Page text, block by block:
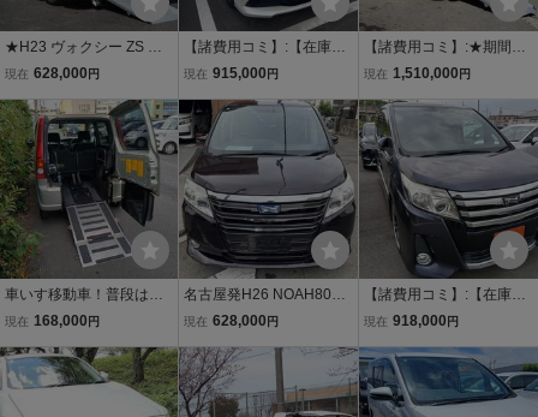
★H23 ヴォクシー ZS ウ
ェルキャブ 福祉車両 車椅
いす2脚仕様 車椅子移動
車 電動ウィンチ 両側パワ
スラ 8ナンバー
現在 628,000 円
【諸費用コミ】:【在庫確
認必須】 ノア 1.8 ハイブ
ス 禁煙
現在 915,000 円
【諸費用コミ】:★期間限
定アマギフプレゼント★
現在 1,510,000 円
車いす移動車！普段は４
人乗りで使えます！距離
含め機関良好です！福
祉 スローパー
現在 168,000 円
名古屋発H26 NOAH80ハ
イブリッドV 機関良好！
TV Bluetooth バックカメ
ラ ETC 全コミ乗出価格
直乗帰.
現在 628,000 円
【諸費用コミ】:【在庫確
認必須】 ノア 2.0 Si 禁煙
ビ フ
現在 918,000 円